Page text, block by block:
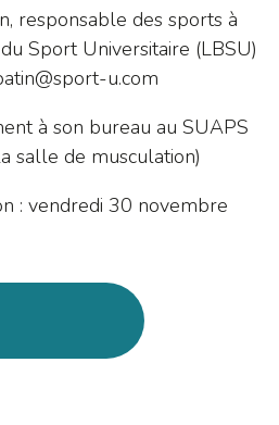
responsable des sports à
Sport Universitaire (LBSU)
u.com
à son bureau au SUAPS
salle de musculation)
: vendredi 30 novembre